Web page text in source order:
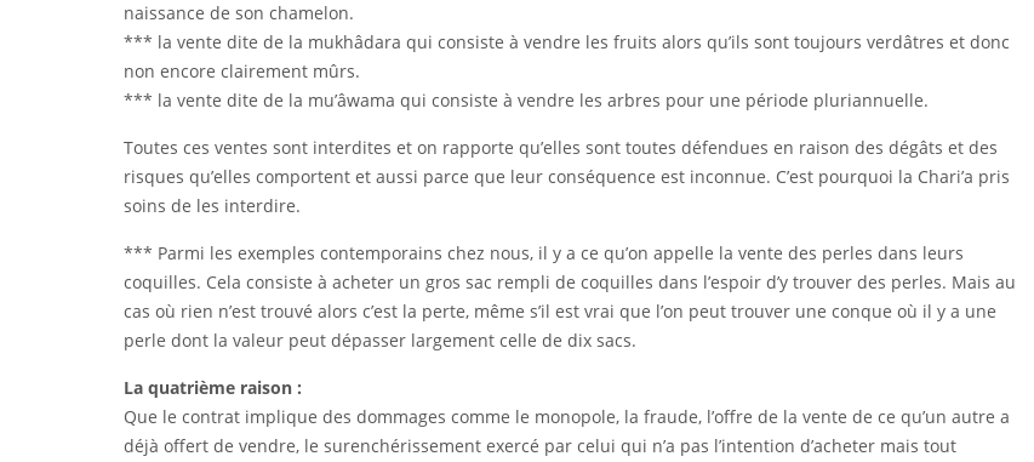
naissance de son chamelon.
*** la vente dite de la mukhâdara qui consiste à vendre les fruits alors qu’ils sont toujours verdâtres et donc
non encore clairement mûrs.
*** la vente dite de la mu’âwama qui consiste à vendre les arbres pour une période pluriannuelle.
Toutes ces ventes sont interdites et on rapporte qu’elles sont toutes défendues en raison des dégâts et des
risques qu’elles comportent et aussi parce que leur conséquence est inconnue. C’est pourquoi la Chari’a pris
soins de les interdire.
*** Parmi les exemples contemporains chez nous, il y a ce qu’on appelle la vente des perles dans leurs
coquilles. Cela consiste à acheter un gros sac rempli de coquilles dans l’espoir d’y trouver des perles. Mais au
cas où rien n’est trouvé alors c’est la perte, même s’il est vrai que l’on peut trouver une conque où il y a une
perle dont la valeur peut dépasser largement celle de dix sacs.
La quatrième raison :
Que le contrat implique des dommages comme le monopole, la fraude, l’offre de la vente de ce qu’un autre a
déjà offert de vendre, le surenchérissement exercé par celui qui n’a pas l’intention d’acheter mais tout